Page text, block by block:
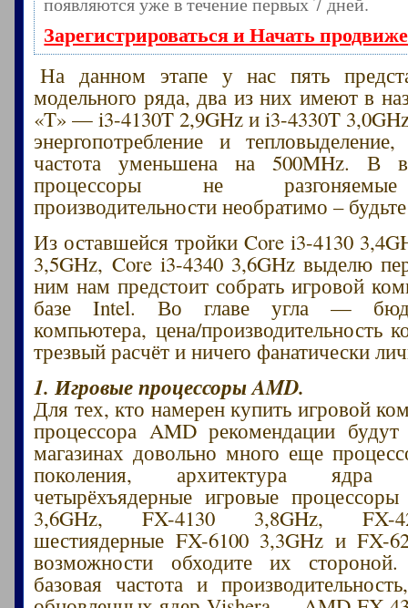
Зарегистрироваться и Начать
На данном этапе у нас пять
модельного ряда, два из них имеют в
«T» — i3-4130T 2,9GHz и i3-4330T
энергопотребление и
частота уменьшена на 500MHz. В
процессоры не
производительности необратимо –
Из оставшейся тройки Core i3-4130
3,5GHz, Core i3-4340 3,6GHz выделю
ним нам предстоит собрать игровой
базе Intel. Во главе угла —
компьютера, цена/производительность
трезвый расчёт и ничего фанатически
1. Игровые процессоры AMD.
Для тех, кто намерен купить игровой
процессора AMD рекомендации
магазинах довольно много еще
поколения, архитектура
четырёхъядерные игровые
3,6GHz, FX-4130 3,8GHz, FX-
шестиядерные FX-6100 3,3GHz и FX-
возможности обходите их
базовая частота и